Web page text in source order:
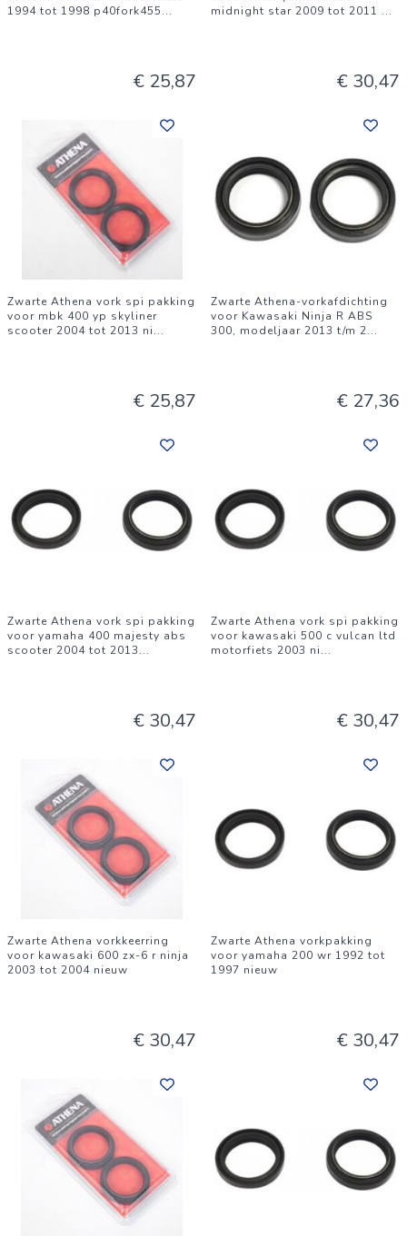
1994 tot 1998 p40fork455...
€ 25,87
midnight star 2009 tot 2011 ...
€ 30,47
Zwarte Athena vork spi pakking
voor mbk 400 yp skyliner
scooter 2004 tot 2013 ni...
€ 25,87
Zwarte Athena-vorkafdichting
voor Kawasaki Ninja R ABS
300, modeljaar 2013 t/m 2...
€ 27,36
Zwarte Athena vork spi pakking
voor yamaha 400 majesty abs
scooter 2004 tot 2013...
€ 30,47
Zwarte Athena vork spi pakking
voor kawasaki 500 c vulcan ltd
motorfiets 2003 ni...
€ 30,47
Zwarte Athena vorkkeerring
voor kawasaki 600 zx-6 r ninja
2003 tot 2004 nieuw
€ 30,47
Zwarte Athena vorkpakking
voor yamaha 200 wr 1992 tot
1997 nieuw
€ 30,47